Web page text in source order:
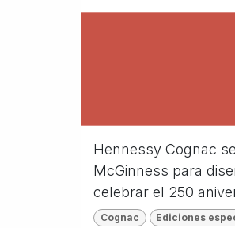
Hennessy Cognac
McGinness para
celebrar el 250
Cognac Ediciones